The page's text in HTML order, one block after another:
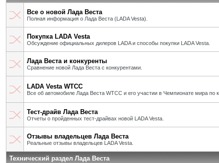
Все о новой Лада Веста
Полная информация о Лада Веста (LADA Vesta).
Покупка LADA Vesta
Обсуждение официальных дилеров LADA и способы покупки LADA Vesta.
Лада Веста и конкуренты
Сравнение новой Лада Веста с конкурентами.
LADA Vesta WTCC
Все об автомобиле Лада Веста WTCC и его участии в Чемпионате мира по
Тест-драйв Лада Веста
Отчеты о пройденных тест-драйвах новой LADA Vesta.
Отзывы владельцев Лада Веста
Реальные отзывы владельцев LADA Vesta.
Технический раздел Лада Веста